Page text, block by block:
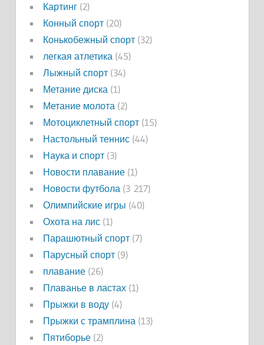
Картинг(2)
Конный спорт(20)
Конькобежный спорт(32)
легкая атлетика(45)
Лыжный спорт(34)
Метание диска(1)
Метание молота(2)
Мотоциклетный спорт(15)
Настольный теннис(44)
Наука и спорт(3)
Новости плавание(1)
Новости футбола(3 217)
Олимпийские игры (40)
Охота на лис(1)
Парашютный спорт(7)
Парусный спорт(9)
плавание(26)
Плаванье в ластах(1)
Прыжки в воду(4)
Прыжки с трамплина(13)
Пятиборье(2)